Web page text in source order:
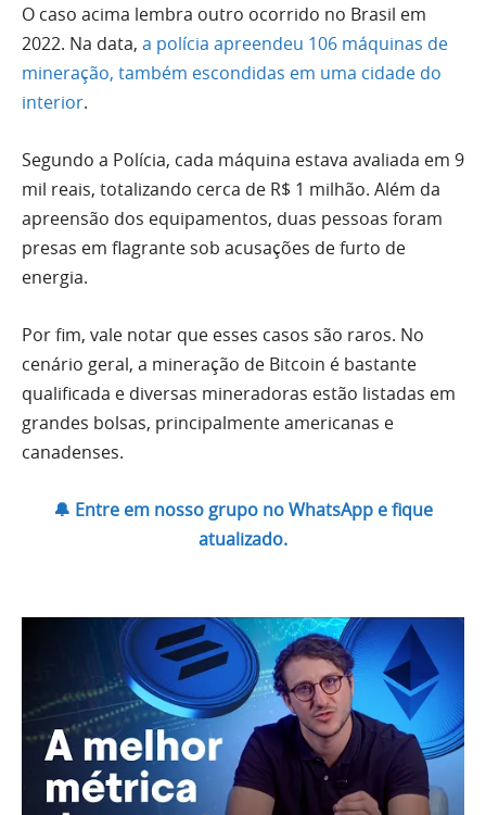
O caso acima lembra outro ocorrido no Brasil em
2022. Na data, a polícia apreendeu 106 máquinas de
mineração, também escondidas em uma cidade do
interior.
Segundo a Polícia, cada máquina estava avaliada em 9
mil reais, totalizando cerca de R$ 1 milhão. Além da
apreensão dos equipamentos, duas pessoas foram
presas em flagrante sob acusações de furto de
energia.
Por fim, vale notar que esses casos são raros. No
cenário geral, a mineração de Bitcoin é bastante
qualificada e diversas mineradoras estão listadas em
grandes bolsas, principalmente americanas e
canadenses.
🔔 Entre em nosso grupo no WhatsApp e fique
atualizado.